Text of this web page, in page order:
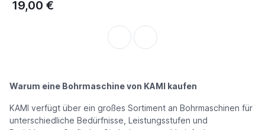
19,00 €
Warum eine Bohrmaschine von KAMI kaufen
KAMI verfügt über ein großes Sortiment an Bohrmaschinen für
unterschiedliche Bedürfnisse, Leistungsstufen und